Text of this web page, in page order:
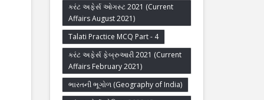
કરંટ અફેર્સ ઓગસ્ટ 2021 (Current
Affairs August 2021)
Talati Practice MCQ Part - 4
કરંટ અફેર્સ ફેબ્રુઆરી 2021 (Current
Affairs February 2021)
ભારતની ભૂગોળ (Geography of India)